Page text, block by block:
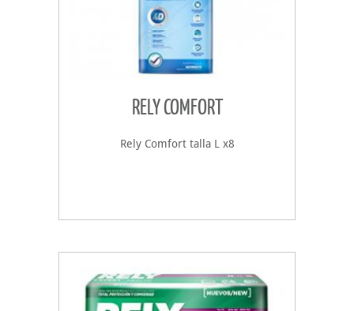
RELY COMFORT
Rely Comfort talla L x8